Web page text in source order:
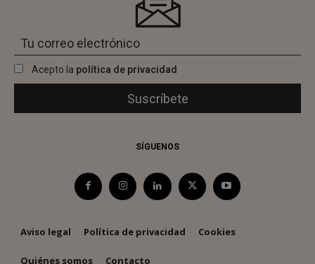
Acepto la política de privacidad
SÍGUENOS
Aviso legal Política de privacidad Cookies
Quiénes somos Contacto